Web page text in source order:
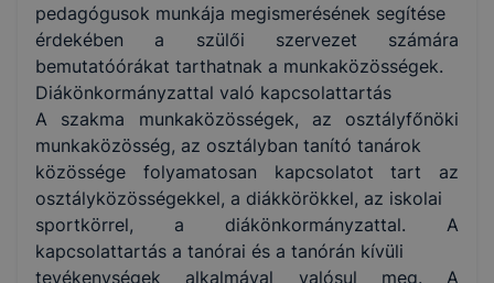
pedagógusok munkája megismerésének segítése
érdekében a szülői szervezet számára
bemutatóórákat tarthatnak a munkaközösségek.
Diákönkormányzattal való kapcsolattartás
A szakma munkaközösségek, az osztályfőnöki
munkaközösség, az osztályban tanító tanárok
közössége folyamatosan kapcsolatot tart az
osztályközösségekkel, a diákkörökkel, az iskolai
sportkörrel, a diákönkormányzattal. A
kapcsolattartás a tanórai és a tanórán kívüli
tevékenységek alkalmával valósul meg. A